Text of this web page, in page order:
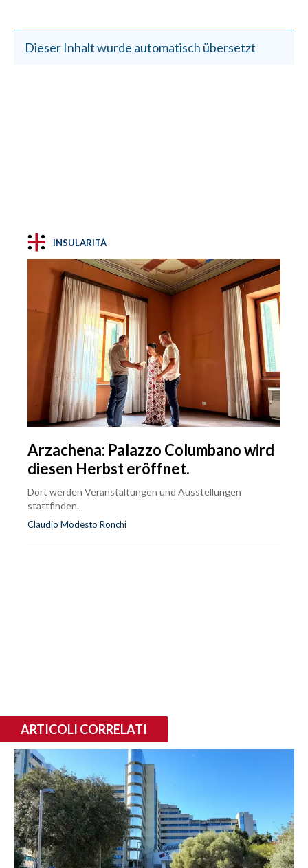
Dieser Inhalt wurde automatisch übersetzt
INSULARITÀ
Arzachena: Palazzo Columbano wird
diesen Herbst eröffnet.
Dort werden Veranstaltungen und Ausstellungen
stattfinden.
Claudio Modesto Ronchi
ARTICOLI CORRELATI